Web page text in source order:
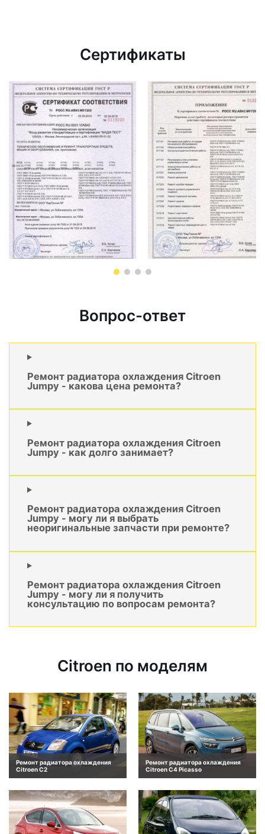
Сертификаты
Вопрос-ответ
Ремонт радиатора охлаждения Citroen
Jumpy - какова цена ремонта?
Ремонт радиатора охлаждения Citroen
Jumpy - как долго занимает?
Ремонт радиатора охлаждения Citroen
Jumpy - могу ли я выбрать
неоригинальные запчасти при ремонте?
Ремонт радиатора охлаждения Citroen
Jumpy - могу ли я получить
консультацию по вопросам ремонта?
Citroen по моделям
Ремонт радиатора охлаждения
Citroen C2
Ремонт радиатора охлаждения
Citroen C4 Picasso